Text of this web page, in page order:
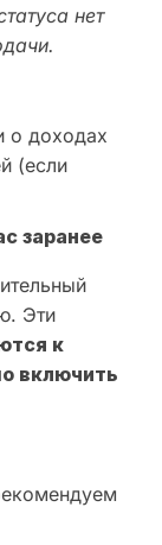
нет
о доходах
(если
заранее
Эти
к
включить